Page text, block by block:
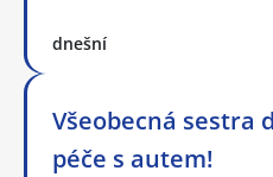
dnešní
Všeobecná sestra
péče s autem!